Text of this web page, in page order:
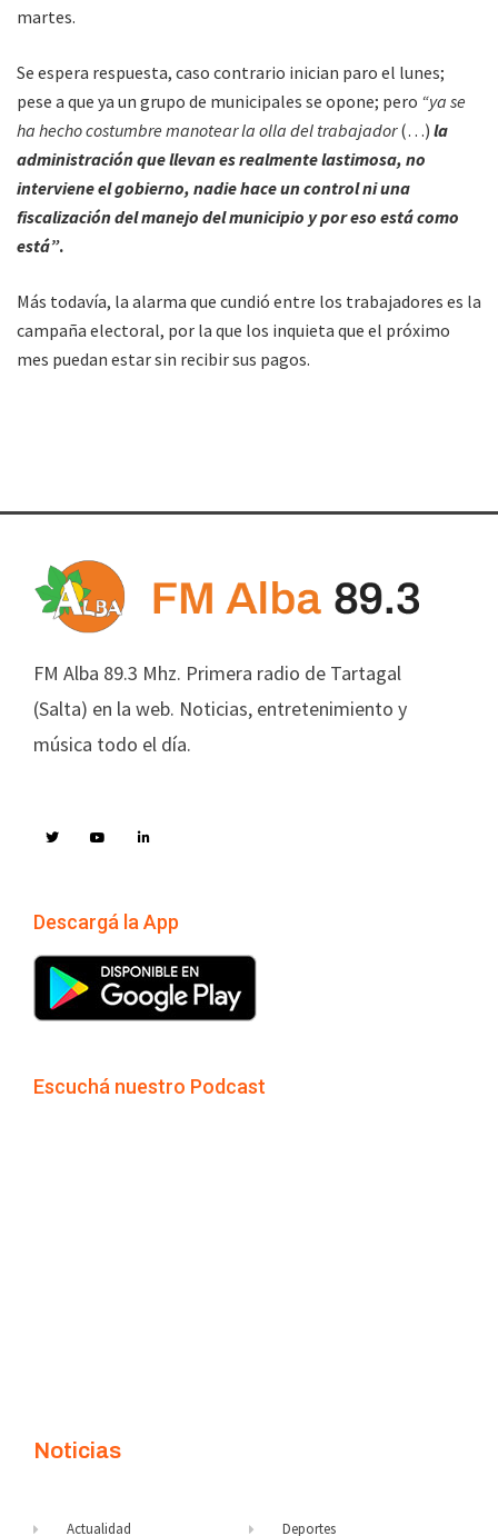
martes.
Se espera respuesta, caso contrario inician paro el lunes;
pese a que ya un grupo de municipales se opone; pero “ya se
ha hecho costumbre manotear la olla del trabajador(…) la
administración que llevan es realmente lastimosa, no
interviene el gobierno, nadie hace un control ni una
fiscalización del manejo del municipio y por eso está como
está”.
Más todavía, la alarma que cundió entre los trabajadores es la
campaña electoral, por la que los inquieta que el próximo
mes puedan estar sin recibir sus pagos.
FM Alba 89.3 Mhz. Primera radio de Tartagal
(Salta) en la web. Noticias, entretenimiento y
música todo el día.
Descargá la App
Escuchá nuestro Podcast
Noticias
Actualidad Deportes